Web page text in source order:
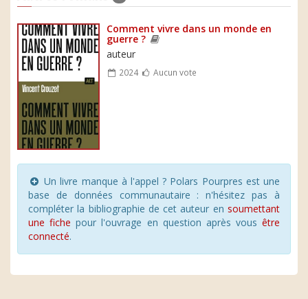
Comment vivre dans un monde en
guerre ?
auteur
2024 Aucun vote
Un livre manque à l'appel ? Polars Pourpres est une
base de données communautaire : n'hésitez pas à
compléter la bibliographie de cet auteur en soumettant
une fiche pour l'ouvrage en question après vous être
connecté.